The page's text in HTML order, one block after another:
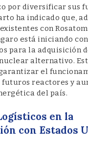
por diversificar sus
ha indicado que,
con
está iniciando
para la adquisición
alternativo.
el
futuros reactores y
del país.
en la
con Estados